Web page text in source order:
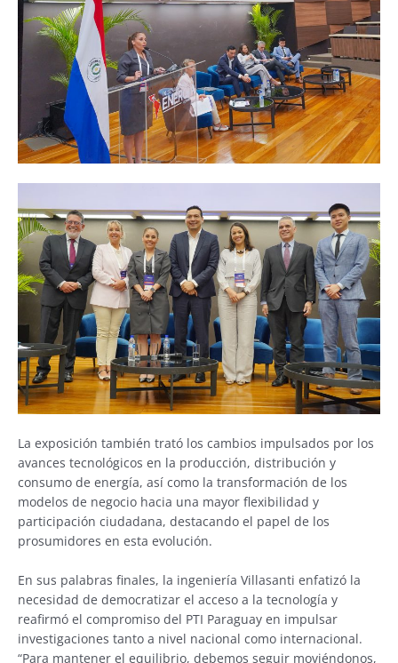
La exposición también trató los cambios impulsados por los
avances tecnológicos en la producción, distribución y
consumo de energía, así como la transformación de los
modelos de negocio hacia una mayor flexibilidad y
participación ciudadana, destacando el papel de los
prosumidores en esta evolución.
En sus palabras finales, la ingeniería Villasanti enfatizó la
necesidad de democratizar el acceso a la tecnología y
reafirmó el compromiso del PTI Paraguay en impulsar
investigaciones tanto a nivel nacional como internacional.
“Para mantener el equilibrio, debemos seguir moviéndonos,